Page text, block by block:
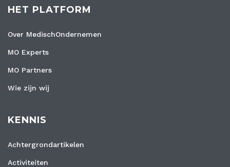
HET PLATFORM
Over MedischOndernemen
MO Experts
MO Partners
Wie zijn wij
KENNIS
Achtergrondartikelen
Activiteiten